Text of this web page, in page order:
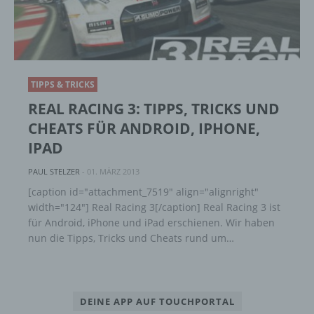
TIPPS & TRICKS
REAL RACING 3: TIPPS, TRICKS UND
CHEATS FÜR ANDROID, IPHONE,
IPAD
PAUL STELZER - 01. MÄRZ 2013
[caption id="attachment_7519" align="alignright"
width="124"] Real Racing 3[/caption] Real Racing 3 ist
für Android, iPhone und iPad erschienen. Wir haben
nun die Tipps, Tricks und Cheats rund um…
DEINE APP AUF TOUCHPORTAL
lesbar und verständlich sein. Um dies zu
gewährleisten, möchten wir vorab die verwendeten
Begrifflichkeiten erläutern.
unter anderem die folgenden Begriffe:
a) personenbezogene Daten
Personenbezogene Daten sind alle
oder identifizierbare natürliche Person (im
Folgenden „betroffene Person") beziehen.
Als identifizierbar wird eine natürliche
Person angesehen, die direkt oder indirekt,
mehreren besonderen Merkmalen, die